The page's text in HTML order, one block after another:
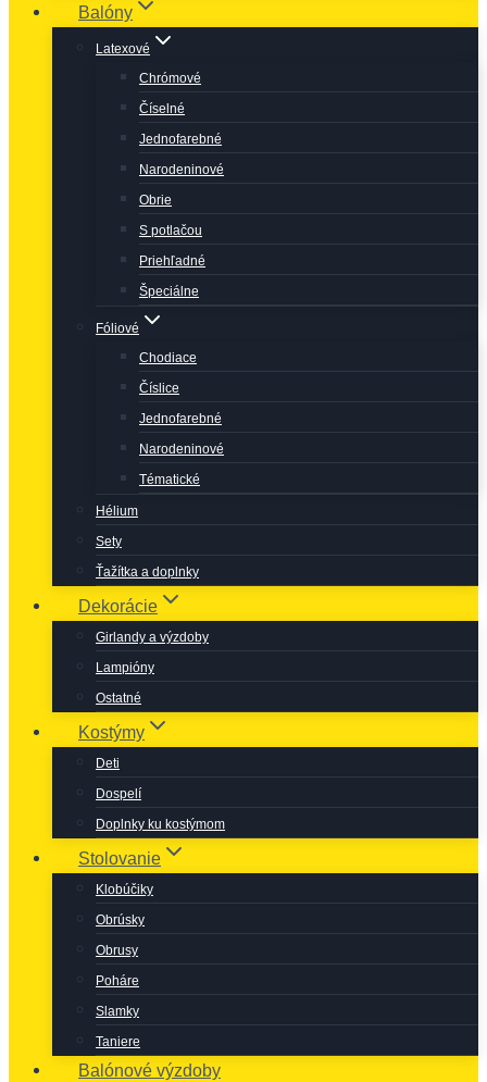
Balóny
Latexové
Chrómové
Číselné
Jednofarebné
Narodeninové
Obrie
S potlačou
Priehľadné
Špeciálne
Fóliové
Chodiace
Číslice
Jednofarebné
Narodeninové
Tématické
Hélium
Sety
Ťažítka a doplnky
Dekorácie
Girlandy a výzdoby
Lampióny
Ostatné
Kostýmy
Deti
Dospelí
Doplnky ku kostýmom
Stolovanie
Klobúčiky
Obrúsky
Obrusy
Poháre
Slamky
Taniere
Balónové výzdoby